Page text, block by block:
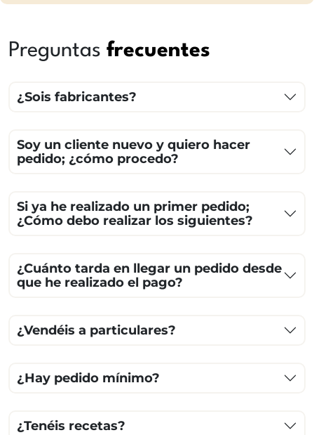
Preguntas frecuentes
¿Sois fabricantes?
Soy un cliente nuevo y quiero hacer
pedido; ¿cómo procedo?
Si ya he realizado un primer pedido;
¿Cómo debo realizar los siguientes?
¿Cuánto tarda en llegar un pedido desde
que he realizado el pago?
¿Vendéis a particulares?
¿Hay pedido mínimo?
¿Tenéis recetas?